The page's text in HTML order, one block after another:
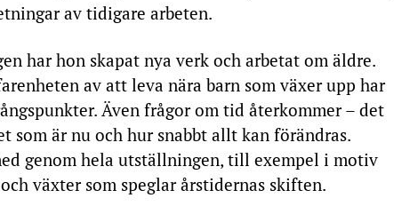
av tidigare arbeten.
har hon skapat nya verk och arbetat om äldre.
av att leva nära barn som växer upp har
Även frågor om tid återkommer – det
som är nu och hur snabbt allt kan förändras.
genom hela utställningen, till exempel i motiv
växter som speglar årstidernas skiften.